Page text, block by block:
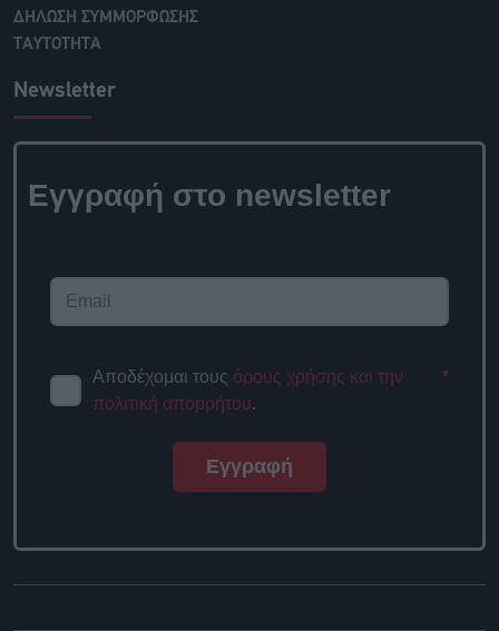
ΔΗΛΩΣΗ ΣΥΜΜΟΡΦΩΣΗΣ
ΤΑΥΤΟΤΗΤΑ
Newsletter
Εγγραφή στο newsletter
Αποδέχομαι τους όρους χρήσης και την
πολιτική απορρήτου.
*
Εγγραφή